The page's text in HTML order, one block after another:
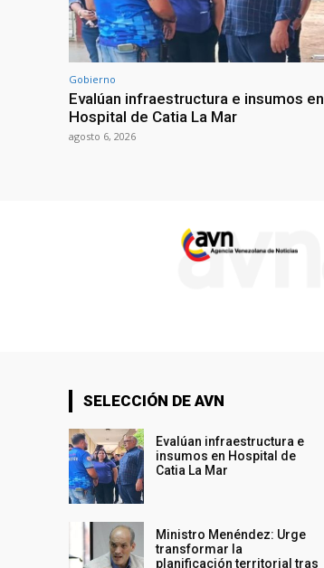
Gobierno
Evalúan infraestructura e insumos en
Hospital de Catia La Mar
agosto 6, 2026
SELECCIÓN DE AVN
Evalúan infraestructura e
insumos en Hospital de
Catia La Mar
Ministro Menéndez: Urge
transformar la
planificación territorial tras